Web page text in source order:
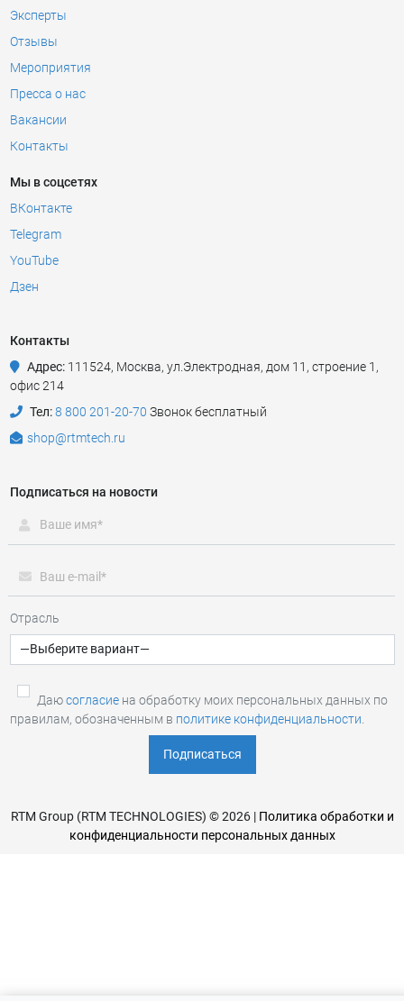
Эксперты
Отзывы
Мероприятия
Пресса о нас
Вакансии
Контакты
Мы в соцсетях
ВКонтакте
Telegram
YouTube
Дзен
Контакты
Адрес: 111524, Москва, ул.Электродная, дом 11, строение 1,
офис 214
Тел:8 800 201-20-70 Звонок бесплатный
shop@rtmtech.ru
Подписаться на новости
Отрасль
Даюсогласиена обработку моих персональных данных по
правилам, обозначенным в политике конфиденциальности
RTM Group (RTM TECHNOLOGIES) © 2026 | Политика обработки и
конфиденциальности персональных данных